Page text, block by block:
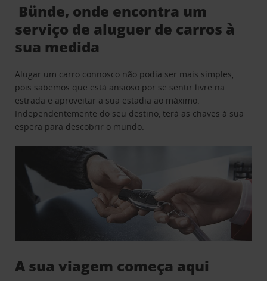
Bünde, onde encontra um
serviço de aluguer de carros à
sua medida
Alugar um carro connosco não podia ser mais simples,
pois sabemos que está ansioso por se sentir livre na
estrada e aproveitar a sua estadia ao máximo.
Independentemente do seu destino, terá as chaves à sua
espera para descobrir o mundo.
A sua viagem começa aqui